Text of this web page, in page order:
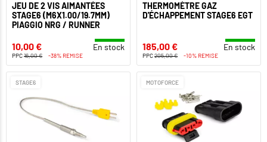
JEU DE 2 VIS AIMANTÉES
STAGE6 (M6X1.00/19.7MM)
PIAGGIO NRG / RUNNER
10,00 € En stock
PPC16,00 € -38% REMISE
THERMOMÈTRE GAZ
D'ÉCHAPPEMENT STAGE6 EGT
185,00 € En stock
PPC205,00 € -10% REMISE
STAGE6 MOTOFORCE